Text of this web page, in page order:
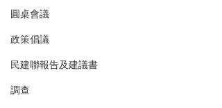
圓桌會議
政策倡議
民建聯報告及建議書
調查